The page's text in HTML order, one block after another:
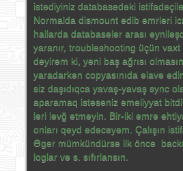
istədiyiniz databasedəki
Normalda dismount edib əmrləri
hallarda databaselər arası
yaranır, troubleshooting üçün
deyirəm ki, yəni baş ağrısı
yaradarkən copyasınıda əlavə
siz daşıdıqca yavaş-yavaş sync
aparamaq istəsəniz əməliyyat
ləri ləvğ etməyin. Bir-iki əmrə
onları qeyd edəcəyəm. Çalışın
Əgər mümkündürsə ilk öncə
loglar və s. sıfırlansın.